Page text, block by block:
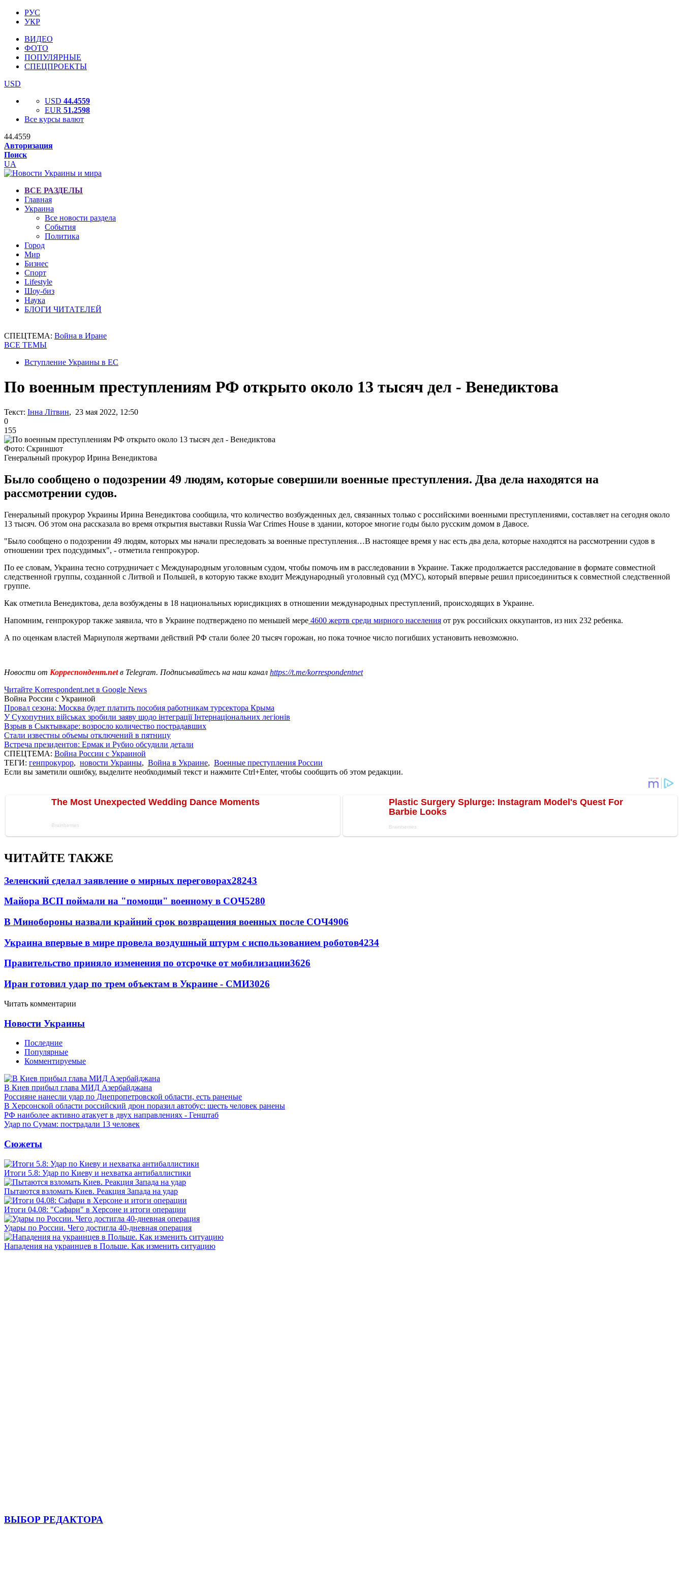
РУС
УКР
ВИДЕО
ФОТО
ПОПУЛЯРНЫЕ
СПЕЦПРОЕКТЫ
USD
USD 44.4559
EUR 51.2598
Все курсы валют
44.4559
Авторизация
Поиск
UA
ВСЕ РАЗДЕЛЫ
Главная
Украина
Все новости раздела
События
Политика
Город
Мир
Бизнес
Спорт
Lifestyle
Шоу-биз
Наука
БЛОГИ ЧИТАТЕЛЕЙ
СПЕЦТЕМА: Война в Иране
ВСЕ ТЕМЫ
Вступление Украины в ЕС
По военным преступлениям РФ открыто около 13 тысяч дел - Венедиктова
Текст: Інна Літвин, 23 мая 2022, 12:50
0
155
Фото: Скриншот
Генеральный прокурор Ирина Венедиктова
Было сообщено о подозрении 49 людям, которые совершили военные преступления. Два дела находятся на
рассмотрении судов.
Генеральный прокурор Украины Ирина Венедиктова сообщила, что количество возбужденных дел, связанных только с российскими военными преступлениями, составляет на сегодня около
13 тысяч. Об этом она рассказала во время открытия выставки Russia War Crimes House в здании, которое многие годы было русским домом в Давосе.
"Было сообщено о подозрении 49 людям, которых мы начали преследовать за военные преступления…В настоящее время у нас есть два дела, которые находятся на рассмотрении судов в
отношении трех подсудимых", - отметила генпрокурор.
По ее словам, Украина тесно сотрудничает с Международным уголовным судом, чтобы помочь им в расследовании в Украине. Также продолжается расследование в формате совместной
следственной группы, созданной с Литвой и Польшей, в которую также входит Международный уголовный суд (МУС), который впервые решил присоединиться к совместной следственной
группе.
Как отметила Венедиктова, дела возбуждены в 18 национальных юрисдикциях в отношении международных преступлений, происходящих в Украине.
Напомним, генпрокурор также заявила, что в Украине подтверждено по меньшей мере 4600 жертв среди мирного населения от рук российских оккупантов, из них 232 ребенка.
А по оценкам властей Мариуполя жертвами действий РФ стали более 20 тысяч горожан, но пока точное число погибших установить невозможно.
Новости от Корреспондент.netв Telegram. Подписывайтесь на наш канал https://t.me/korrespondentnet
Читайте Korrespondent.net в Google News
Война России с Украиной
Провал сезона: Москва будет платить пособия работникам турсектора Крыма
У Сухопутних військах зробили заяву щодо інтеграції Інтернаціональних легіонів
Взрыв в Сыктывкаре: возросло количество пострадавших
Стали известны объемы отключений в пятницу
Встреча президентов: Ермак и Рубио обсудили детали
СПЕЦТЕМА: Война России с Украиной
ТЕГИ: генпрокурор, новости Украины, Война в Украине, Военные преступления России
Если вы заметили ошибку, выделите необходимый текст и нажмите Ctrl+Enter, чтобы сообщить об этом редакции.
ЧИТАЙТЕ ТАКЖЕ
Зеленский сделал заявление о мирных переговорах28243
Майора ВСП поймали на "помощи" военному в СОЧ5280
В Минобороны назвали крайний срок возвращения военных после СОЧ4906
Украина впервые в мире провела воздушный штурм с использованием роботов4234
Правительство приняло изменения по отсрочке от мобилизации3626
Иран готовил удар по трем объектам в Украине - СМИ3026
Читать комментарии
Новости Украины
Последние
Популярные
Комментируемые
В Киев прибыл глава МИД Азербайджана
Россияне нанесли удар по Днепропетровской области, есть раненые
В Херсонской области российский дрон поразил автобус: шесть человек ранены
РФ наиболее активно атакует в двух направлениях - Генштаб
Удар по Сумам: пострадали 13 человек
Сюжеты
Итоги 5.8: Удар по Киеву и нехватка антибаллистики
Пытаются взломать Киев. Реакция Запада на удар
Итоги 04.08: "Сафари" в Херсоне и итоги операции
Удары по России. Чего достигла 40-дневная операция
Нападения на украинцев в Польше. Как изменить ситуацию
ВЫБОР РЕДАКТОРА